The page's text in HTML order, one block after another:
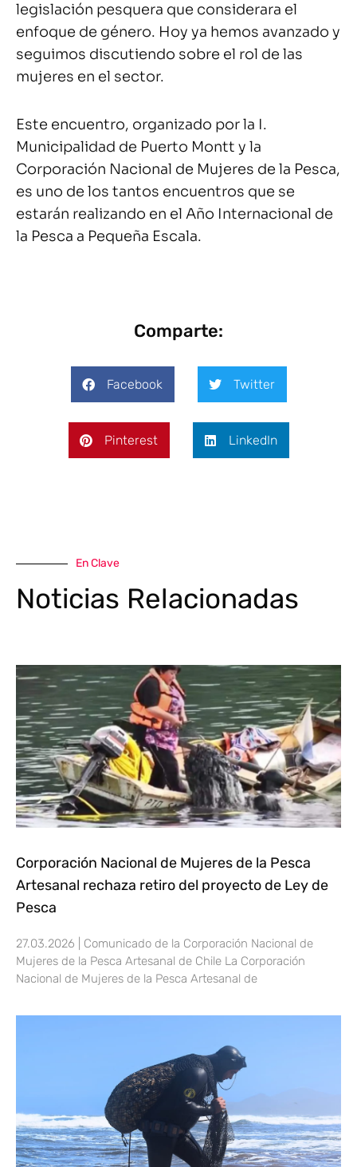
legislación pesquera que considerara el
enfoque de género. Hoy ya hemos avanzado y
seguimos discutiendo sobre el rol de las
mujeres en el sector.
Este encuentro, organizado por la I.
Municipalidad de Puerto Montt y la
Corporación Nacional de Mujeres de la Pesca,
es uno de los tantos encuentros que se
estarán realizando en el Año Internacional de
la Pesca a Pequeña Escala.
Comparte:
Facebook Twitter
Pinterest LinkedIn
En Clave
Noticias Relacionadas
Corporación Nacional de Mujeres de la Pesca
Artesanal rechaza retiro del proyecto de Ley de
Pesca
27.03.2026 | Comunicado de la Corporación Nacional de
Mujeres de la Pesca Artesanal de Chile La Corporación
Nacional de Mujeres de la Pesca Artesanal de